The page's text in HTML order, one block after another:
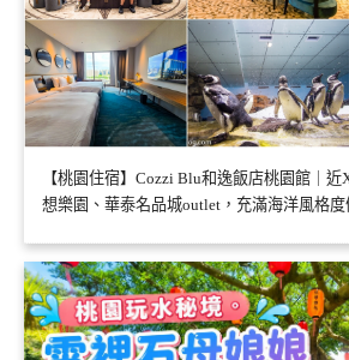
【桃園住宿】Cozzi Blu和逸飯店桃園館｜
想樂園、華泰名品城outlet，充滿海洋風格度